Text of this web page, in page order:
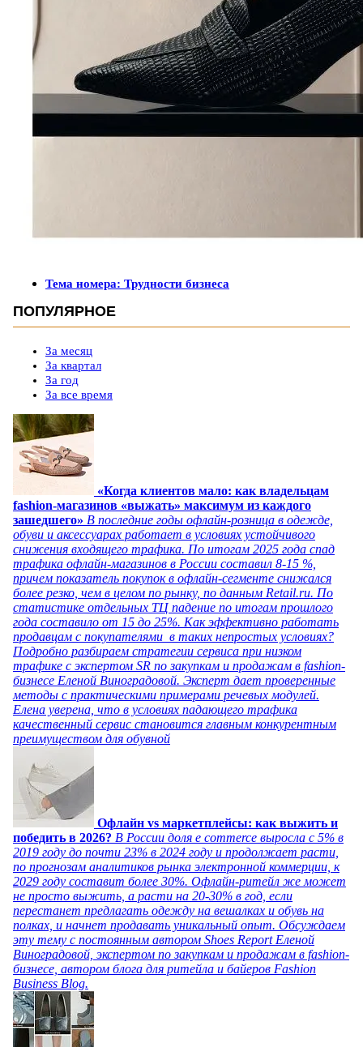
Тема номера: Трудности бизнеса
ПОПУЛЯРНОЕ
За месяц
За квартал
За год
За все время
«Когда клиентов мало: как владельцам
fashion-магазинов «выжать» максимум из каждого
зашедшего» В последние годы офлайн-розница в одежде,
обуви и аксессуарах работает в условиях устойчивого
снижения входящего трафика. По итогам 2025 года спад
трафика офлайн-магазинов в России составил 8-15 %,
причем показатель покупок в офлайн-сегменте снижался
более резко, чем в целом по рынку, по данным Retail.ru. По
статистике отдельных ТЦ падение по итогам прошлого
года составило от 15 до 25%. Как эффективно работать
продавцам с покупателями в таких непростых условиях?
Подробно разбираем стратегии сервиса при низком
трафике с экспертом SR по закупкам и продажам в fashion-
бизнесе Еленой Виноградовой. Эксперт дает проверенные
методы с практическими примерами речевых модулей.
Елена уверена, что в условиях падающего трафика
качественный сервис становится главным конкурентным
преимуществом для обувной
Офлайн vs маркетплейсы: как выжить и
победить в 2026? В России доля e commerce выросла с 5% в
2019 году до почти 23% в 2024 году и продолжает расти,
по прогнозам аналитиков рынка электронной коммерции, к
2029 году составит более 30%. Офлайн-ритейл же может
не просто выжить, а расти на 20-30% в год, если
перестанет предлагать одежду на вешалках и обувь на
полках, и начнет продавать уникальный опыт. Обсуждаем
эту тему с постоянным автором Shoes Report Еленой
Виноградовой, экспертом по закупкам и продажам в fashion-
бизнесе, автором блога для ритейла и байеров Fashion
Business Blog.